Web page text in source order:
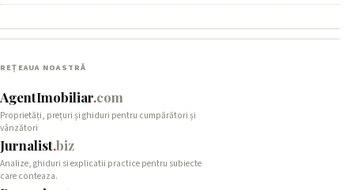
REȚEAUA NOASTRĂ
AgentImobiliar.com
Proprietăți, prețuri și ghiduri pentru cumpărători și
vânzători
Jurnalist.biz
Analize, ghiduri si explicatii practice pentru subiecte
care conteaza.